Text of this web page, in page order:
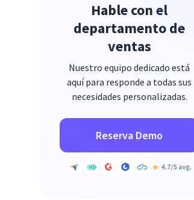
Hable con el
departamento de
ventas
Nuestro equipo dedicado está
aquí para responde a todas sus
necesidades personalizadas.
Reserva Demo